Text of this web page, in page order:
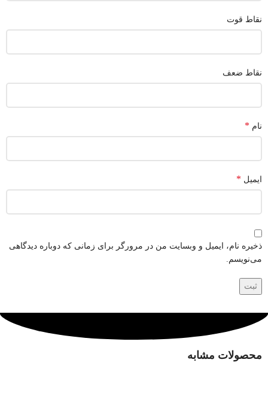
نقاط قوت
نقاط ضعف
نام *
ایمیل *
ذخیره نام، ایمیل و وبسایت من در مرورگر برای زمانی که دوباره دیدگاهی
می‌نویسم.
محصولات مشابه